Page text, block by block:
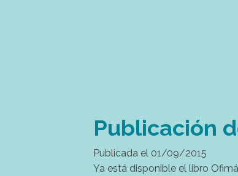
Publicación
Publicada el 01/09/2015
Ya está disponible el libro